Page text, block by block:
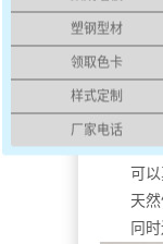
竹木纤维
竹
可
天
冋
塑钢型材
领取色卡
样式定制
厂家电话